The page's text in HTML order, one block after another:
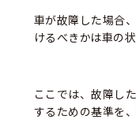
車が故障した場合
けるべきかは車の
ここでは、故障し
するための基準を